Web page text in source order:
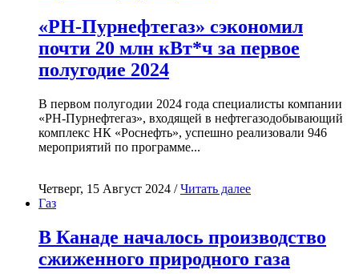
«РН-Пурнефтегаз» сэкономил
почти 20 млн кВт*ч за первое
полугодие 2024
В первом полугодии 2024 года специалисты компании
«РН-Пурнефтегаз», входящей в нефтегазодобывающий
комплекс НК «Роснефть», успешно реализовали 946
мероприятий по программе...
Четверг, 15 Август 2024 /Читать далее
Газ
В Канаде началось производство
сжиженного природного газа